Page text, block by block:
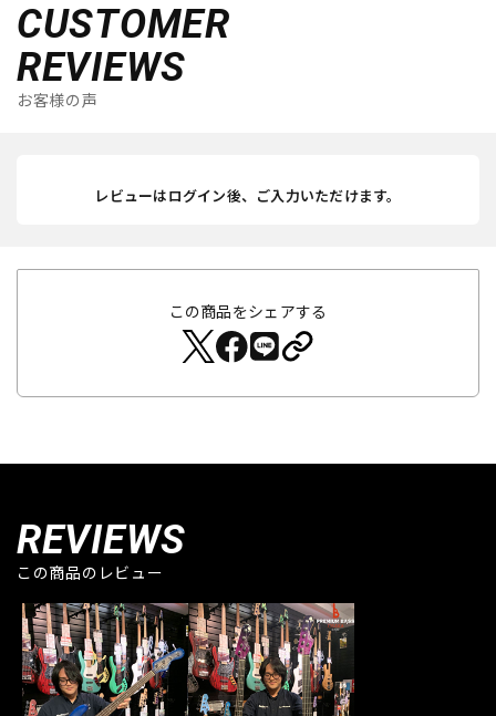
CUSTOMER
REVIEWS
お客様の声
レビューはログイン後、ご入力いただけます。
この商品をシェアする
REVIEWS
この商品のレビュー